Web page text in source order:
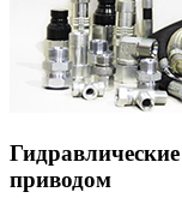
приводом